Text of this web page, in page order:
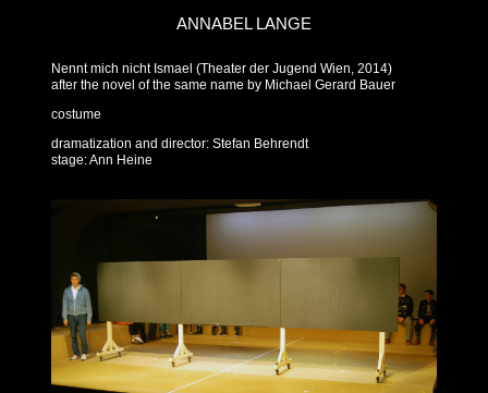
ANNABEL LANGE
Nennt mich nicht Ismael (Theater der Jugend Wien, 2014)
after the novel of the same name by Michael Gerard Bauer
costume
dramatization and director: Stefan Behrendt
stage:Ann Heine